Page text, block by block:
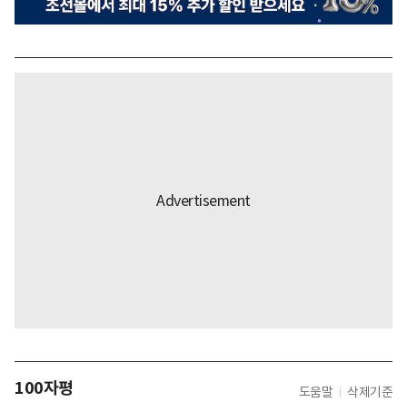
100자평 도움말 삭제기준